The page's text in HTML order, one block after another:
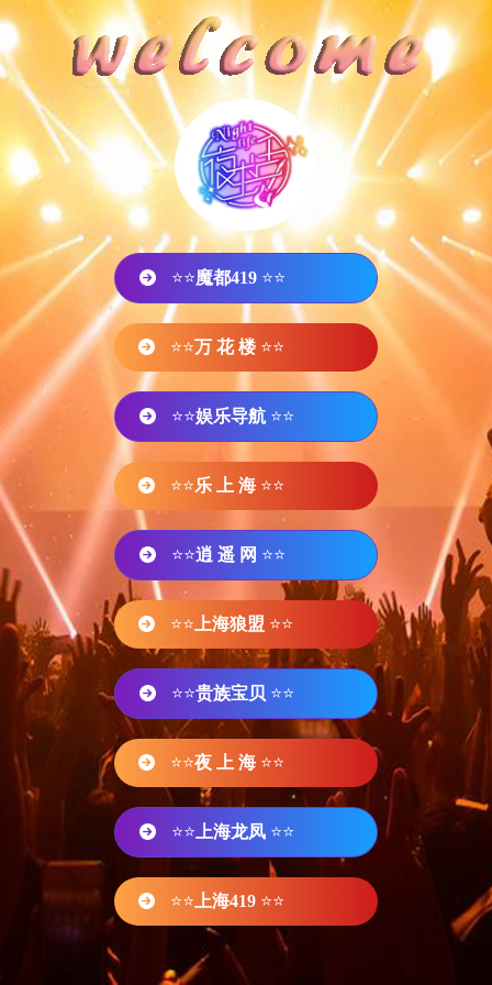
⭐⭐魔都419 ⭐⭐
⭐⭐万 花 楼 ⭐⭐
⭐⭐娱乐导航 ⭐⭐
⭐⭐乐 上 海 ⭐⭐
⭐⭐逍 遥 网 ⭐⭐
⭐⭐ 上海狼盟 ⭐⭐
⭐⭐贵族宝贝 ⭐⭐
⭐⭐夜 上 海 ⭐⭐
⭐⭐ 上海龙凤 ⭐⭐
⭐⭐ 上海419 ⭐⭐